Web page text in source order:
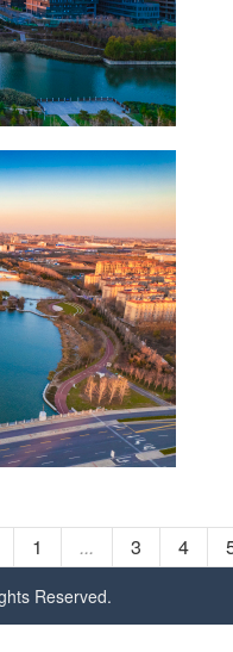
1 ... 3 4
Reserved.